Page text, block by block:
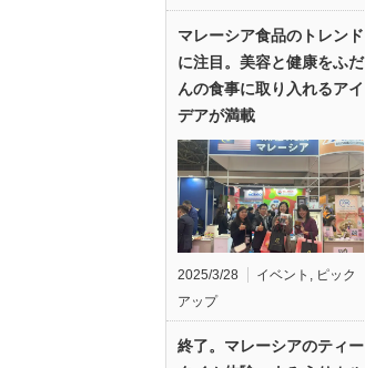
マレーシア食品のトレンド
に注目。美容と健康をふだ
んの食事に取り入れるアイ
デアが満載
2025/3/28 イベント
ピック
アップ
終了。マレーシアのティー